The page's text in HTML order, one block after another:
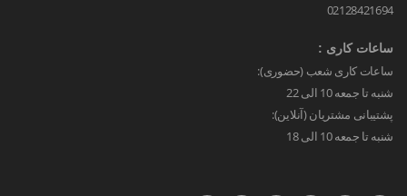
02128421694
ساعات کاری :
ساعات کاری شعب (حضوری):
شنبه تا جمعه 10 الی 22
پشتیبانی مشتریان (آنلاین):
شنبه تا جمعه 10 الی 18